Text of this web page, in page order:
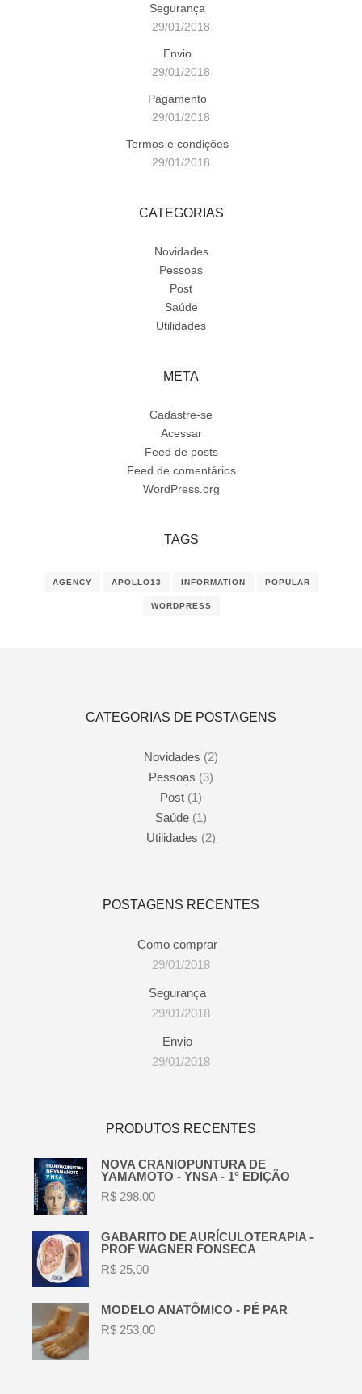
Segurança
29/01/2018
Envio
29/01/2018
Pagamento
29/01/2018
Termos e condições
29/01/2018
CATEGORIAS
Novidades
Pessoas
Post
Saúde
Utilidades
META
Cadastre-se
Acessar
Feed de posts
Feed de comentários
WordPress.org
TAGS
AGENCY APOLLO13 INFORMATION POPULAR
WORDPRESS
CATEGORIAS DE POSTAGENS
Novidades (2)
Pessoas (3)
Post (1)
Saúde (1)
Utilidades (2)
POSTAGENS RECENTES
Como comprar
29/01/2018
Segurança
29/01/2018
Envio
29/01/2018
PRODUTOS RECENTES
NOVA CRANIOPUNTURA DE
YAMAMOTO - YNSA - 1° EDIÇÃO
R$ 298,00
GABARITO DE AURÍCULOTERAPIA -
PROF WAGNER FONSECA
R$ 25,00
MODELO ANATÔMICO - PÉ PAR
R$ 253,00